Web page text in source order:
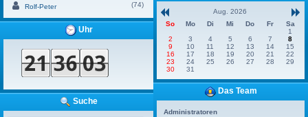
Rolf-Peter
(74)
Uhr
Suche
Aug. 2026
So
Mo Di Mi Do Fr
Sa
1
2
3 4 5 6 7
8
9
10 11 12 13 14
15
16
17 18 19 20 21
22
23
24 25 26 27 28
29
30
31
Das Team
Administratoren